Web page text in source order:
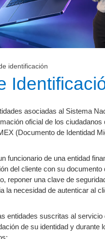
identificación
asociadas al Sistema
oficial de los
(Documento de Identidad
funcionario de una entidad
del cliente con su
reponer una clave de
la necesidad de autenticar al
entidades suscritas al
de su identidad y